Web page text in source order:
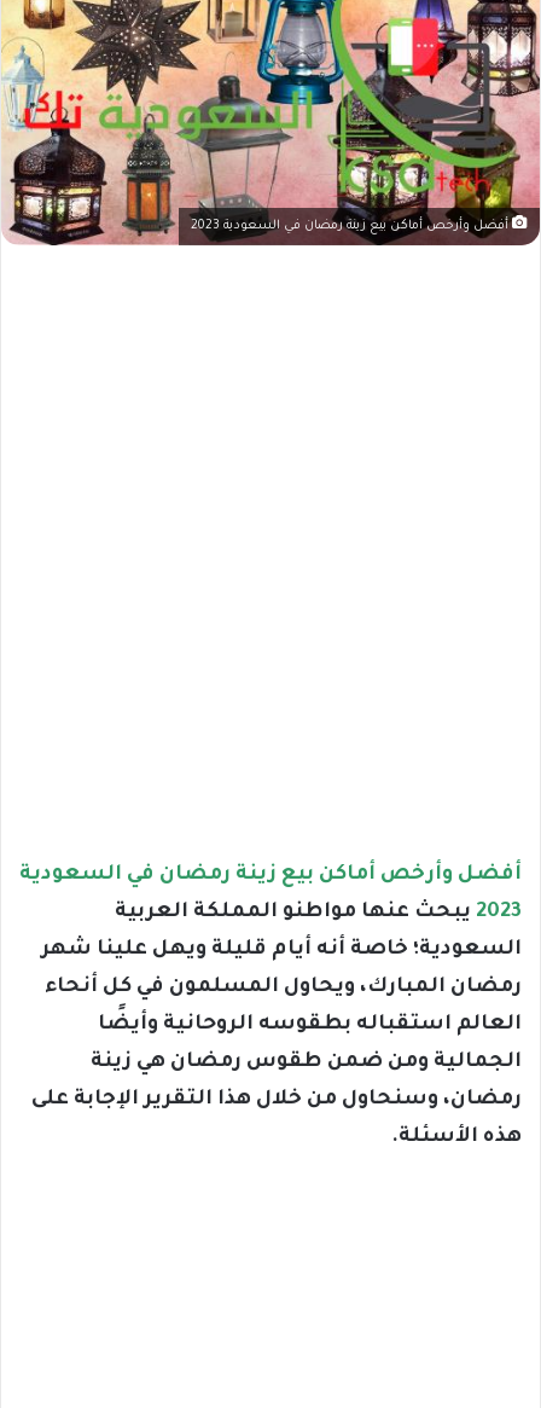
أفضل وأرخص أماكن بيع زينة رمضان في السعودية 2023
أفضل وأرخص أماكن بيع زينة رمضان في السعودية
2023 يبحث عنها مواطنو المملكة العربية
السعودية؛ خاصة أنه أيام قليلة ويهل علينا شهر
رمضان المبارك، ويحاول المسلمون في كل أنحاء
العالم استقباله بطقوسه الروحانية وأيضًا
الجمالية ومن ضمن طقوس رمضان هي زينة
رمضان، وسنحاول من خلال هذا التقرير الإجابة على
هذه الأسئلة.